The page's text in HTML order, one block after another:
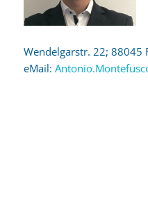
Wendelgarstr. 22; 88045
eMail: